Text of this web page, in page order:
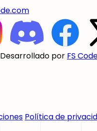
por FS
Política de